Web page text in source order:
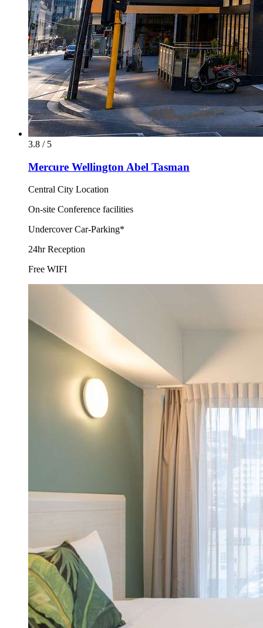
3.8 / 5
Mercure Wellington Abel Tasman
Central City Location
On-site Conference facilities
Undercover Car-Parking*
24hr Reception
Free WIFI